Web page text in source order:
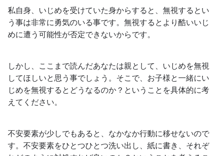
私自身、いじめを受けていた身からすると、無視するとい
う事は非常に勇気のいる事です。無視するとより酷いいじ
めに遭う可能性が否定できないからです。
しかし、ここまで読んだあなたは親として、いじめを無視
してほしいと思う事でしょう。そこで、お子様と一緒にい
じめを無視するとどうなるのか？ということを具体的に考
えてください。
不安要素が少しでもあると、なかなか行動に移せないので
す。不安要素をひとつひとつ洗い出し、紙に書き、それぞ